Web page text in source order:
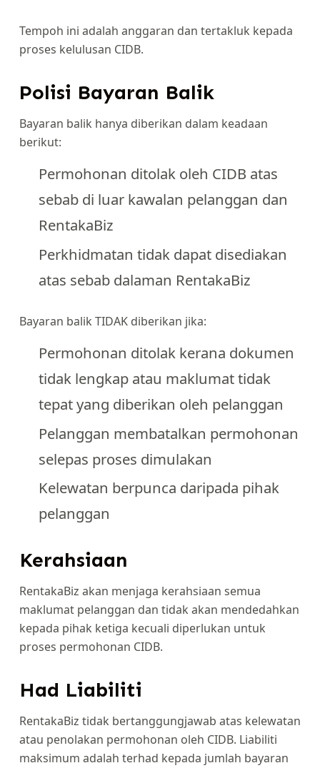
Tempoh ini adalah anggaran dan tertakluk kepada
proses kelulusan CIDB.
Polisi Bayaran Balik
Bayaran balik hanya diberikan dalam keadaan
berikut:
Permohonan ditolak oleh CIDB atas
sebab di luar kawalan pelanggan dan
RentakaBiz
Perkhidmatan tidak dapat disediakan
atas sebab dalaman RentakaBiz
Bayaran balik TIDAK diberikan jika:
Permohonan ditolak kerana dokumen
tidak lengkap atau maklumat tidak
tepat yang diberikan oleh pelanggan
Pelanggan membatalkan permohonan
selepas proses dimulakan
Kelewatan berpunca daripada pihak
pelanggan
Kerahsiaan
RentakaBiz akan menjaga kerahsiaan semua
maklumat pelanggan dan tidak akan mendedahkan
kepada pihak ketiga kecuali diperlukan untuk
proses permohonan CIDB.
Had Liabiliti
RentakaBiz tidak bertanggungjawab atas kelewatan
atau penolakan permohonan oleh CIDB. Liabiliti
maksimum adalah terhad kepada jumlah bayaran